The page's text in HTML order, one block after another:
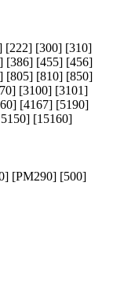
[222] [300] [310]
[386] [455] [456]
[805] [810] [850]
[3100] [3101]
[4167] [5190]
[15160]
[PM290] [500]